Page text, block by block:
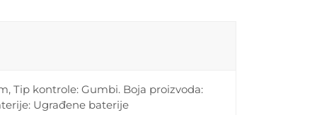
Tip kontrole: Gumbi. Boja proizvoda:
Ugrađene baterije